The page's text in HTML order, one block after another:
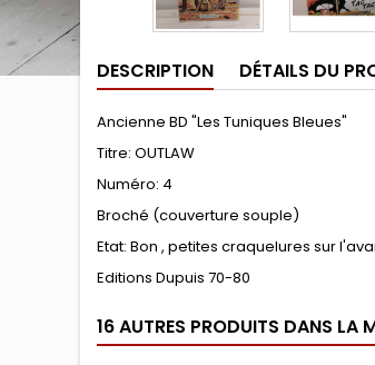
DESCRIPTION DÉTAILS DU
Ancienne BD "Les Tuniques Bleues"
Titre: OUTLAW
Numéro: 4
Broché (couverture souple)
Etat: Bon , petites craquelures sur
Editions Dupuis 70-80
16 AUTRES PRODUITS DANS LA